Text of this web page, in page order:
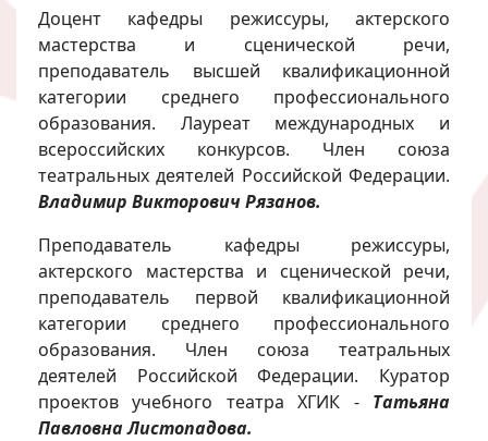
Доцент кафедры режиссуры, актерского
мастерства и сценической речи,
преподаватель высшей квалификационной
категории среднего профессионального
образования. Лауреат международных и
всероссийских конкурсов. Член союза
театральных деятелей Российской Федерации.
Владимир Викторович Рязанов.
Преподаватель кафедры режиссуры,
актерского мастерства и сценической речи,
преподаватель первой квалификационной
категории среднего профессионального
образования. Член союза театральных
деятелей Российской Федерации. Куратор
проектов учебного театра ХГИК - Татьяна
Павловна Листопадова.